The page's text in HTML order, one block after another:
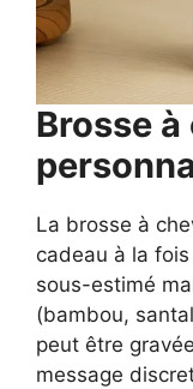
Brosse
La brosse à
cadeau à la
sous-estimé
(bambou,
peut être
message